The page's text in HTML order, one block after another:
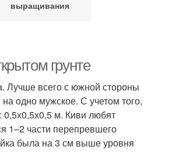
выращивания
грунте
Лучше всего с южной стороны
одно мужское. С учетом того,
0,5х0,5х0,5 м. Киви любят
1–2 части перепревшего
была на 3 см выше уровня